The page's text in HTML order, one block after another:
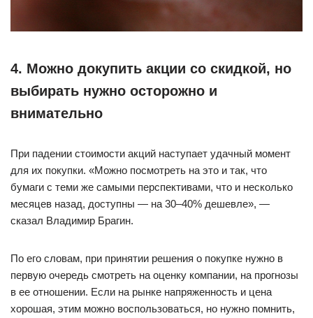
4. Можно докупить акции со скидкой, но
выбирать нужно осторожно и
внимательно
При падении стоимости акций наступает удачный момент
для их покупки. «Можно посмотреть на это и так, что
бумаги с теми же самыми перспективами, что и несколько
месяцев назад, доступны — на 30–40% дешевле», —
сказал Владимир Брагин.
По его словам, при принятии решения о покупке нужно в
первую очередь смотреть на оценку компании, на прогнозы
в ее отношении. Если на рынке напряженность и цена
хорошая, этим можно воспользоваться, но нужно помнить,